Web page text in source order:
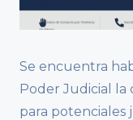
Se encuentra
Poder Judicial la
para potenciales